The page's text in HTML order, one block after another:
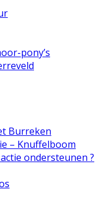
pony’s
Burreken
– Knuffelboom
ondersteunen ?